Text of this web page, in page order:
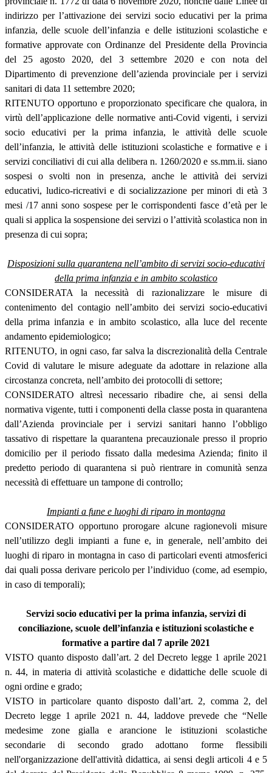
indirizzo per l’attivazione dei servizi socio educativi per la prima
infanzia, delle scuole dell’infanzia e delle istituzioni scolastiche e
formative approvate con Ordinanze del Presidente della Provincia
del 25 agosto 2020, del 3 settembre 2020 e con nota del
Dipartimento di prevenzione dell’azienda provinciale per i servizi
sanitari di data 11 settembre 2020;
RITENUTO opportuno e proporzionato specificare che qualora, in
virtù dell’applicazione delle normative anti-Covid vigenti, i servizi
socio educativi per la prima infanzia, le attività delle scuole
dell’infanzia, le attività delle istituzioni scolastiche e formative e i
servizi conciliativi di cui alla delibera n. 1260/2020 e ss.mm.ii. siano
sospesi o svolti non in presenza, anche le attività dei servizi
educativi, ludico-ricreativi e di socializzazione per minori di età 3
mesi /17 anni sono sospese per le corrispondenti fasce d’età per le
quali si applica la sospensione dei servizi o l’attività scolastica non in
presenza di cui sopra;
Disposizioni sulla quarantena nell’ambito di servizi socio-educativi
della prima infanzia e in ambito scolastico
CONSIDERATA la necessità di razionalizzare le misure di
contenimento del contagio nell’ambito dei servizi socio-educativi
della prima infanzia e in ambito scolastico, alla luce del recente
andamento epidemiologico;
RITENUTO, in ogni caso, far salva la discrezionalità della Centrale
Covid di valutare le misure adeguate da adottare in relazione alla
circostanza concreta, nell’ambito dei protocolli di settore;
CONSIDERATO altresì necessario ribadire che, ai sensi della
normativa vigente, tutti i componenti della classe posta in quarantena
dall’Azienda provinciale per i servizi sanitari hanno l’obbligo
tassativo di rispettare la quarantena precauzionale presso il proprio
domicilio per il periodo fissato dalla medesima Azienda; finito il
predetto periodo di quarantena si può rientrare in comunità senza
necessità di effettuare un tampone di controllo;
Impianti a fune e luoghi di riparo in montagna
CONSIDERATO opportuno prorogare alcune ragionevoli misure
nell’utilizzo degli impianti a fune e, in generale, nell’ambito dei
luoghi di riparo in montagna in caso di particolari eventi atmosferici
dai quali possa derivare pericolo per l’individuo (come, ad esempio,
in caso di temporali);
Servizi socio educativi per la prima infanzia, servizi di
conciliazione, scuole dell’infanzia e istituzioni scolastiche e
formative a partire dal 7 aprile 2021
VISTO quanto disposto dall’art. 2 del Decreto legge 1 aprile 2021
n. 44, in materia di attività scolastiche e didattiche delle scuole di
ogni ordine e grado;
VISTO in particolare quanto disposto dall’art. 2, comma 2, del
Decreto legge 1 aprile 2021 n. 44, laddove prevede che “Nelle
medesime zone gialla e arancione le istituzioni scolastiche
secondarie di secondo grado adottano forme flessibili
nell'organizzazione dell'attività didattica, ai sensi degli articoli 4 e 5